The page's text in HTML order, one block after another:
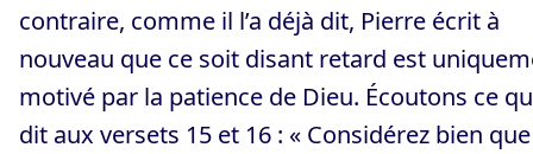
contraire, comme il l’a déjà dit, Pierre écrit à
nouveau que ce soit disant retard est
motivé par la patience de Dieu. Écoutons ce
dit aux versets 15 et 16 : « Considérez bien